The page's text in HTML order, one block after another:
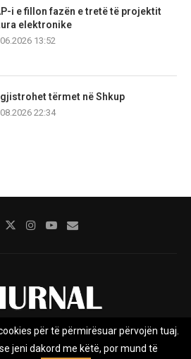
i e fillon fazën e tretë të projektit
elektronike
13:52
tërmet në Shkup
22:34
Marketing
për të përmirësuar përvojën tuaj.
jeni dakord me këtë, por mund të